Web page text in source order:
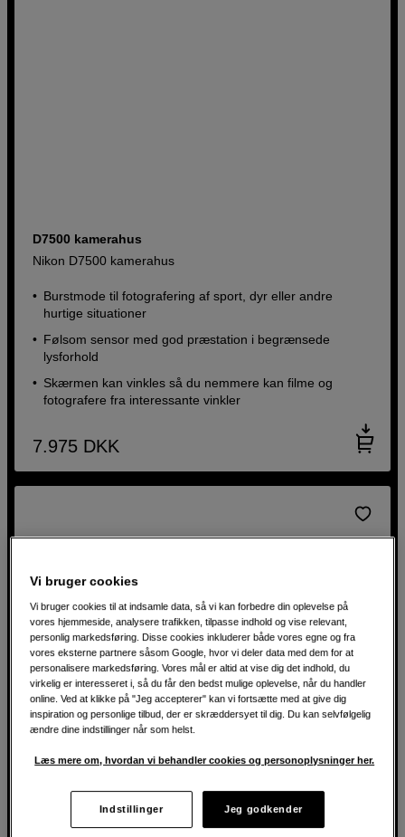
D7500 kamerahus
Nikon D7500 kamerahus
Burstmode til fotografering af sport, dyr eller andre
hurtige situationer
Følsom sensor med god præstation i begrænsede
lysforhold
Skærmen kan vinkles så du nemmere kan filme og
fotografere fra interessante vinkler
7.975 DKK
Nikon Nikon Z50 II + Z DX 16-50mm f/3,5-6,3
Flere kreative funktioner
Vi bruger cookies
Vi bruger cookies til at indsamle data, så vi kan forbedre din oplevelse på
vores hjemmeside, analysere trafikken, tilpasse indhold og vise relevant,
personlig markedsføring. Disse cookies inkluderer både vores egne og fra
vores eksterne partnere såsom Google, hvor vi deler data med dem for at
personalisere markedsføring. Vores mål er altid at vise dig det indhold, du
virkelig er interesseret i, så du får den bedst mulige oplevelse, når du handler
online. Ved at klikke på "Jeg accepterer" kan vi fortsætte med at give dig
inspiration og personlige tilbud, der er skræddersyet til dig. Du kan selvfølgelig
ændre dine indstillinger når som helst.
Læs mere om, hvordan vi behandler cookies og personoplysninger her.
Indstillinger Jeg godkender